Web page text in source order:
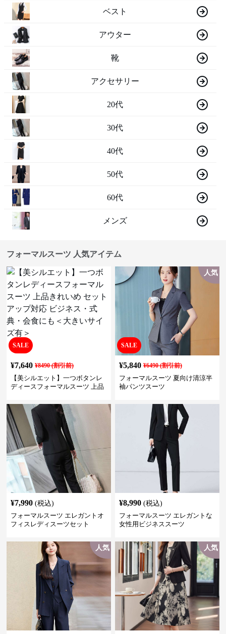
ベスト
アウター
靴
アクセサリー
20代
30代
40代
50代
60代
メンズ
フォーマルスーツ 人気アイテム
SALE
¥7,640 ¥8490(割引前)
【美シルエット】一つボタンレ
ディースフォーマルスーツ 上品
ネス・式典・会食にも＜大きい
サイズ有＞
SALE
人気
¥5,840 ¥6490(割引前)
フォーマルスーツ 夏向け清涼半
袖パンツスーツ
¥7,990 (税込)
フォーマルスーツ エレガントオ
フィスレディスーツセット
¥8,990 (税込)
フォーマルスーツ エレガントな
女性用ビジネススーツ
人気 人気